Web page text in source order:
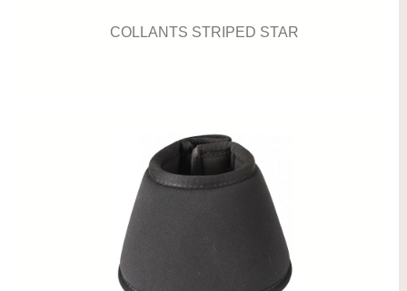
COLLANTS STRIPED STAR